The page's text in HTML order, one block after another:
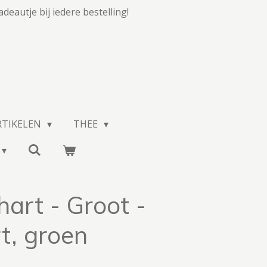
bij iedere bestelling!
THEE
- Groot -
groen